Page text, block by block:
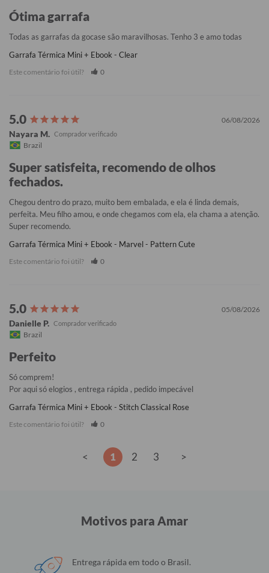
Ótima garrafa
Todas as garrafas da gocase são maravilhosas. Tenho 3 e amo todas
Garrafa Térmica Mini + Ebook - Clear
Este comentário foi útil? 0
06/08/2026
Nayara M.
Brazil
Super satisfeita, recomendo de olhos
fechados.
Chegou dentro do prazo, muito bem embalada, e ela é linda demais,
perfeita. Meu filho amou, e onde chegamos com ela, ela chama a atenção.
Super recomendo.
Garrafa Térmica Mini + Ebook - Marvel - Pattern Cute
Este comentário foi útil? 0
05/08/2026
Danielle P.
Brazil
Perfeito
Só comprem!
Por aqui só elogios , entrega rápida , pedido impecável
Garrafa Térmica Mini + Ebook - Stitch Classical Rose
Este comentário foi útil? 0
< 1 2 3 >
Motivos para Amar
Entrega rápida em todo o Brasil.